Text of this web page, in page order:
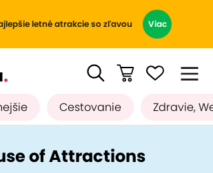
letné atrakcie so zľavou Viac
Cestovanie Zdravie,
of Attractions